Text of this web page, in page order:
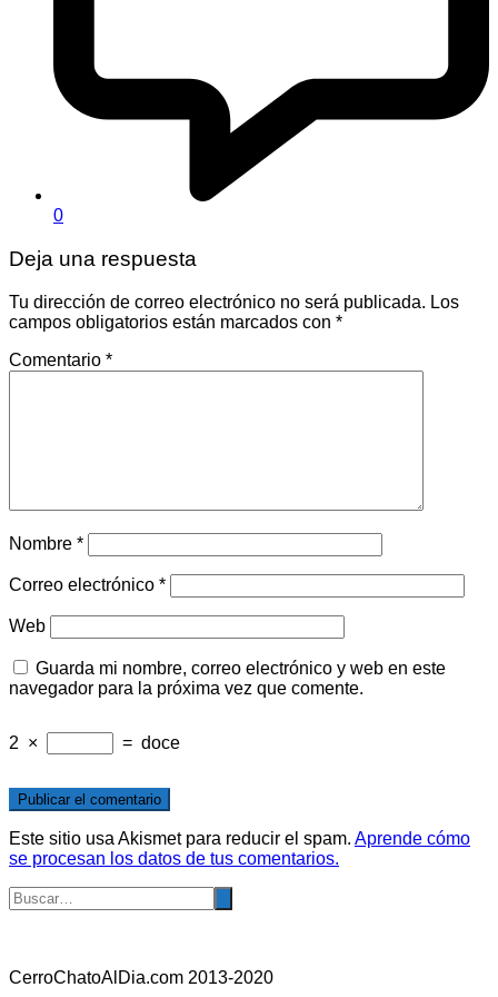
0
Deja una respuesta
Tu dirección de correo electrónico no será publicada. Los
campos obligatorios están marcados con *
Comentario *
Nombre *
Correo electrónico *
Web
Guarda mi nombre, correo electrónico y web en este
navegador para la próxima vez que comente.
2 × = doce
Este sitio usa Akismet para reducir el spam. Aprende cómo
se procesan los datos de tus comentarios.
CerroChatoAlDia.com 2013-2020